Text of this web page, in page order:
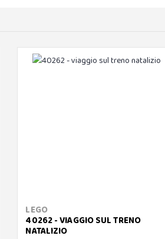
LEGO
40262 - VIAGGIO SUL TRENO
NATALIZIO